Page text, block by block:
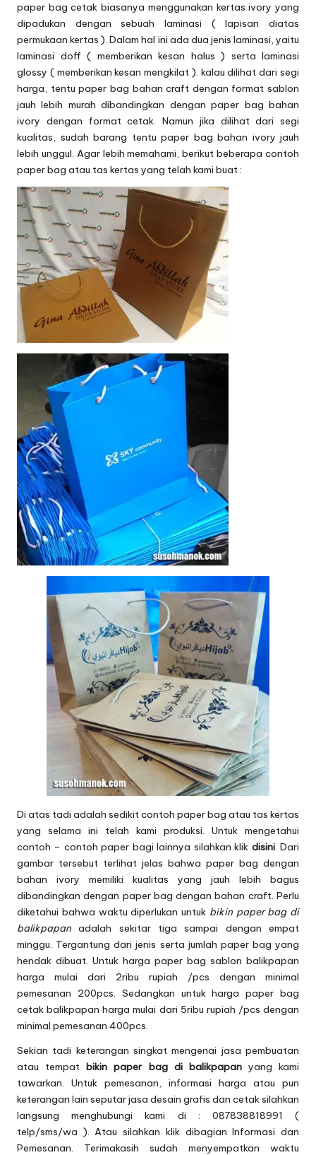
paper bag cetak biasanya menggunakan kertas ivory yang
dipadukan dengan sebuah laminasi ( lapisan diatas
permukaan kertas ). Dalam hal ini ada dua jenis laminasi, yaitu
laminasi doff ( memberikan kesan halus ) serta laminasi
glossy ( memberikan kesan mengkilat ). kalau dilihat dari segi
harga, tentu paper bag bahan craft dengan format sablon
jauh lebih murah dibandingkan dengan paper bag bahan
ivory dengan format cetak. Namun jika dilihat dari segi
kualitas, sudah barang tentu paper bag bahan ivory jauh
lebih unggul. Agar lebih memahami, berikut beberapa contoh
paper bag atau tas kertas yang telah kami buat :
Di atas tadi adalah sedikit contoh paper bag atau tas kertas
yang selama ini telah kami produksi. Untuk mengetahui
contoh – contoh paper bagi lainnya silahkan klik disini. Dari
gambar tersebut terlihat jelas bahwa paper bag dengan
bahan ivory memiliki kualitas yang jauh lebih bagus
dibandingkan dengan paper bag dengan bahan craft. Perlu
diketahui bahwa waktu diperlukan untuk bikin paper bag di
balikpapan adalah sekitar tiga sampai dengan empat
minggu. Tergantung dari jenis serta jumlah paper bag yang
hendak dibuat. Untuk harga paper bag sablon balikpapan
harga mulai dari 2ribu rupiah /pcs dengan minimal
pemesanan 200pcs. Sedangkan untuk harga paper bag
cetak balikpapan harga mulai dari 5ribu rupiah /pcs dengan
minimal pemesanan 400pcs.
Sekian tadi keterangan singkat mengenai jasa pembuatan
atau tempatbikinpaper bag di balikpapan yang kami
tawarkan. Untuk pemesanan, informasi harga atau pun
keterangan lain seputar jasa desain grafis dan cetak silahkan
langsung menghubungi kami di : 087838818991 (
telp/sms/wa ). Atau silahkan klik dibagianInformasi dan
Pemesanan. Terimakasih sudah menyempatkan waktu